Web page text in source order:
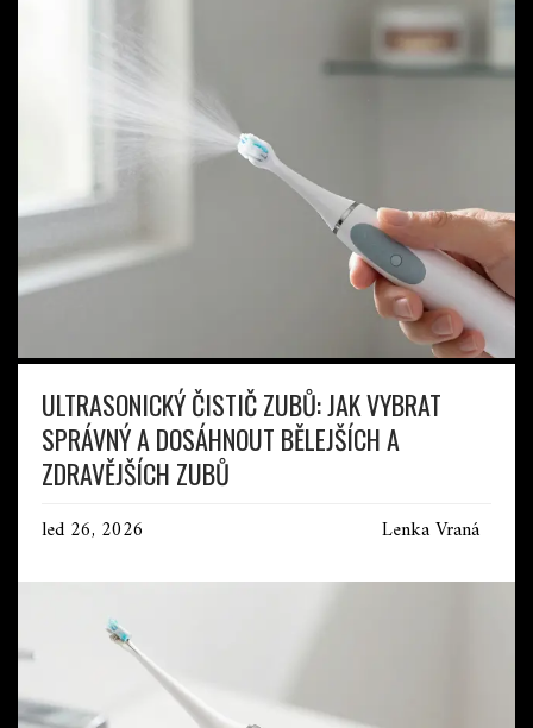
ULTRASONICKÝ ČISTIČ ZUBŮ: JAK VYBRAT
SPRÁVNÝ A DOSÁHNOUT BĚLEJŠÍCH A
ZDRAVĚJŠÍCH ZUBŮ
led 26, 2026 Lenka Vraná